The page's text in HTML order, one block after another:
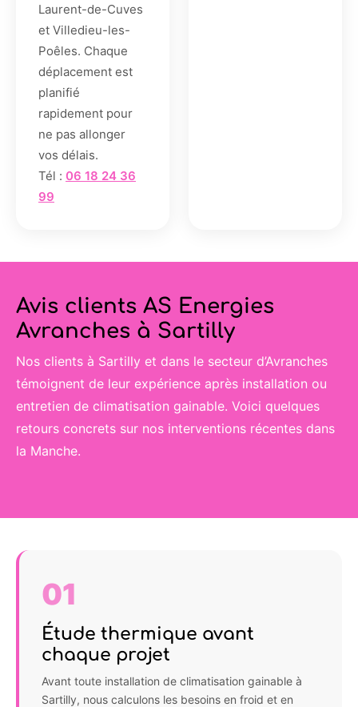
Laurent-de-Cuves
et Villedieu-les-
Poêles. Chaque
déplacement est
planifié
rapidement pour
ne pas allonger
vos délais.
Tél : 06 18 24 36
99
Avis clients AS Energies
Avranches à Sartilly
Nos clients à Sartilly et dans le secteur d’Avranches
témoignent de leur expérience après installation ou
entretien de climatisation gainable. Voici quelques
retours concrets sur nos interventions récentes dans
la Manche.
01
Étude thermique avant
chaque projet
Avant toute installation de climatisation gainable à
Sartilly, nous calculons les besoins en froid et en